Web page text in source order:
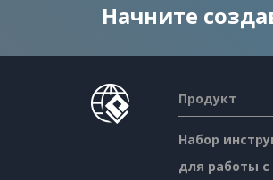
Начните
Продукт
Набор
для работы с